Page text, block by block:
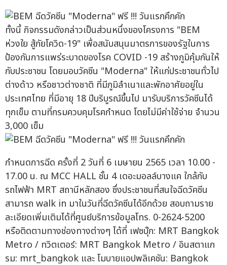
ทั้งนี้ กิจกรรมดังกล่าวเป็นส่วนหนึ่งของโครงการ "BEM
ห่วงใย สู้ภัยโควิด-19" เพื่อสนับสนุนมาตรการของรัฐในการ
ป้องกันการแพร่ระบาดของโรค COVID -19 สร้างภูมิคุ้มกันให้
กับประชาชน โดยมอบวัคซีน "Moderna" ให้แก่ประชาชนทั่วไป
ต่างด้าว หรือชาวต่างชาติ ที่มีภูมิลำเนาและพักอาศัยอยู่ใน
ประเทศไทย ที่มีอายุ 18 ปีบริบูรณ์ขึ้นไป มารับบริการวัคซีนได้
ทุกเข็ม ตามที่กรมควบคุมโรคกำหนด โดยไม่มีค่าใช้จ่าย จำนวน
3,000 เข็ม
กำหนดการฉีด ครั้งที่ 2 วันที่ 6 เมษายน 2565 เวลา 10.00 -
17.00 น. ณ MCC HALL ชั้น 4 เดอะมอลล์บางแค ใกล้กับ
รถไฟฟ้า MRT สถานีหลักสอง ซึ่งประชาชนที่สนใจฉีดวัคซีน
สามารถ walk in มาในวันที่ฉีดวัคซีนได้อีกด้วย สอบถามราย
ละเอียดเพิ่มเติมได้ที่ศูนย์บริการข้อมูลโทร. 0-2624-5200
หรือติดตามทางช่องทางต่างๆ ได้ที่ เฟซบุ๊ก: MRT Bangkok
Metro / ทวิตเตอร์: MRT Bangkok Metro / อินสตาแก
รม: mrt_bangkok และ โมบายแอปพลิเคชัน: Bangkok